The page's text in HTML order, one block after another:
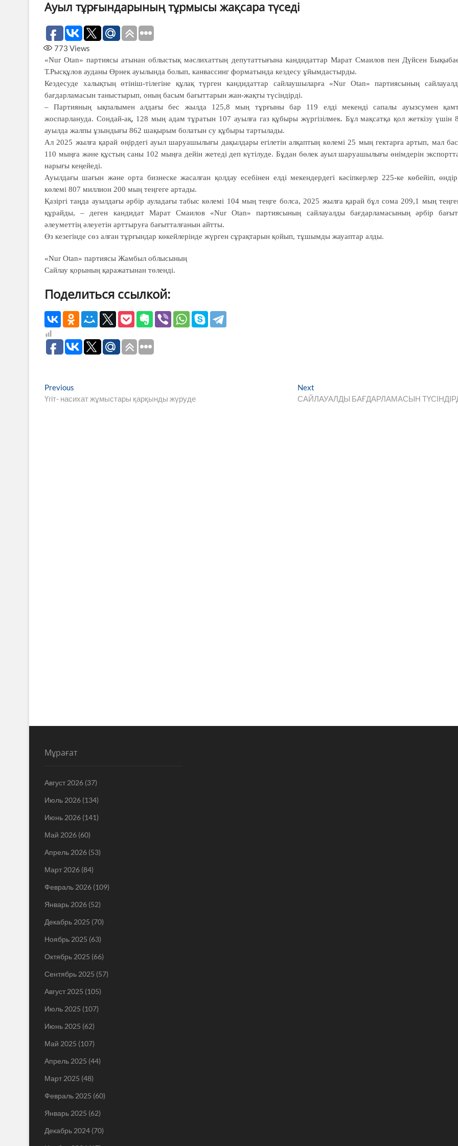
Ауыл тұрғындарының тұрмысы жақсара түседі
773 Views
«Nur Otan» партиясы атынан облыстық мәслихаттың депутаттығына кандидаттар Марат Смаилов пен Дүйсен
Т.Рысқұлов ауданы Өрнек ауылында болып, канвассинг форматында кездесу ұйымдастырды.
Кездесуде халықтың өтініш-тілегіне құлақ түрген кандидаттар сайлаушыларға «Nur Otan» партиясының
бағдарламасын таныстырып, оның басым бағыттарын жан-жақты түсіндірді.
– Партияның ықпалымен алдағы бес жылда 125,8 мың тұрғыны бар 119 елді мекенді сапалы ауызсумен
жоспарлануда. Сондай-ақ, 128 мың адам тұратын 107 ауылға газ құбыры жүргізілмек. Бұл мақсатқа қол жеткізу үшін
ауылда жалпы ұзындығы 862 шақырым болатын су құбыры тартылады.
Ал 2025 жылға қарай өңірдегі ауыл шаруашылығы дақылдары егілетін алқаптың көлемі 25 мың гектарға артып, мал
110 мыңға және құстың саны 102 мыңға дейін жетеді деп күтілуде. Бұдан бөлек ауыл шаруашылығы өнімдерін
нарығы кеңейеді.
Ауылдағы шағын және орта бизнеске жасалған қолдау есебінен елді мекендердегі кәсіпкерлер 225-ке көбейіп,
көлемі 807 миллион 200 мың теңгеге артады.
Қазіргі таңда ауылдағы әрбір ауладағы табыс көлемі 104 мың теңге болса, 2025 жылға қарай бұл сома 209,1 мың
құрайды, – деген кандидат Марат Смаилов «Nur Otan» партиясының сайлауалды бағдарламасының әрбір
әлеуметтің әлеуетін арттыруға бағытталғанын айтты.
Өз кезегінде сөз алған тұрғындар көкейлерінде жүрген сұрақтарын қойып, тұшымды жауаптар алды.
«Nur Otan» партиясы Жамбыл облысының
Сайлау қорының қаражатынан төленді.
Поделиться ссылкой:
Навигация
по
Previous
post:
Үгіт- насихат жұмыстары қарқынды жүруде
Next
post:
САЙЛАУАЛДЫ БАҒДАРЛАМАСЫН
Мұрағат
Август 2026 (37)
Июль 2026 (134)
Июнь 2026 (141)
Май 2026 (60)
Апрель 2026 (53)
Март 2026 (84)
Февраль 2026 (109)
Январь 2026 (52)
Декабрь 2025 (70)
Ноябрь 2025 (63)
Октябрь 2025 (66)
Сентябрь 2025 (57)
Август 2025 (105)
Июль 2025 (107)
Июнь 2025 (62)
Май 2025 (107)
Апрель 2025 (44)
Март 2025 (48)
Февраль 2025 (60)
Январь 2025 (62)
Декабрь 2024 (70)